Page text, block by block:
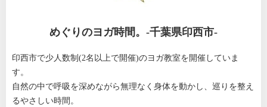
めぐりのヨガ時間。-千葉県印西市-
印西市で少人数制(2名以上で開催)のヨガ教室を開催していま
す。
自然の中で呼吸を深めながら無理なく身体を動かし、巡りを整え
るやさしい時間。